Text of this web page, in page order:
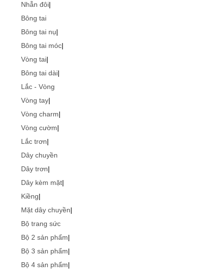
Nhẫn đôi|
Bông tai
Bông tai nụ|
Bông tai móc|
Vòng tai|
Bông tai dài|
Lắc - Vòng
Vòng tay|
Vòng charm|
Vòng cườm|
Lắc trơn|
Dây chuyền
Dây trơn|
Dây kèm mặt|
Kiềng|
Mặt dây chuyền|
Bộ trang sức
Bộ 2 sản phẩm|
Bộ 3 sản phẩm|
Bộ 4 sản phẩm|